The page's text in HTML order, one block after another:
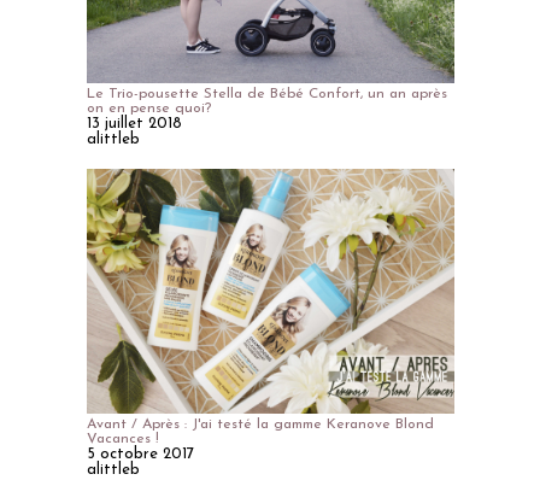
Le Trio-pousette Stella de Bébé Confort, un an après
on en pense quoi?
13 juillet 2018
alittleb
Avant / Après : J'ai testé la gamme Keranove Blond
Vacances !
5 octobre 2017
alittleb